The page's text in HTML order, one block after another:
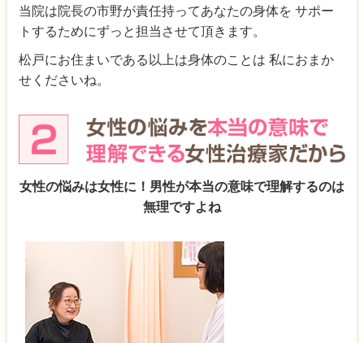
当院は院長の市野が責任持ってあなたの身体を サポー
トするためにずっと担当させて頂きます。
松戸にお住まいである以上は身体のことは 私におまか
せくださいね。
女性の悩みは女性に！男性が本当の意味で理解するのは
無理ですよね